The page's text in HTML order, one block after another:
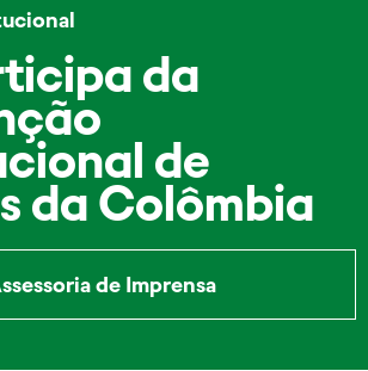
da
de
da Colômbia
de Imprensa